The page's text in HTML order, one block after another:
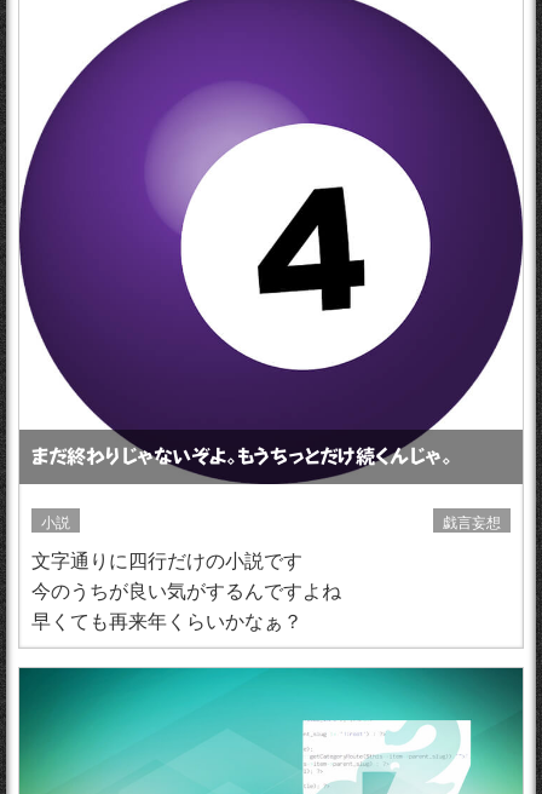
まだ終わりじゃないぞよ。もうちっとだけ続くんじゃ。
小説 戯言妄想
文字通りに四行だけの小説です
今のうちが良い気がするんですよね
早くても再来年くらいかなぁ？